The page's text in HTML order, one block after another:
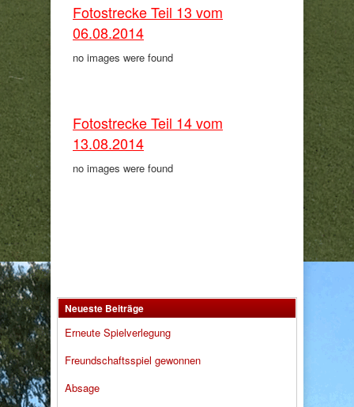
Fotostrecke Teil 13 vom
06.08.2014
no images were found
Fotostrecke Teil 14 vom
13.08.2014
no images were found
Neueste Beiträge
Erneute Spielverlegung
Freundschaftsspiel gewonnen
Absage